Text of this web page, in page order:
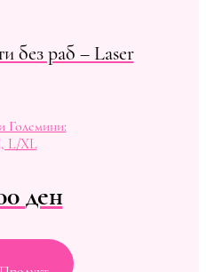
без раб – Laser
Големини:
L/XL
ден